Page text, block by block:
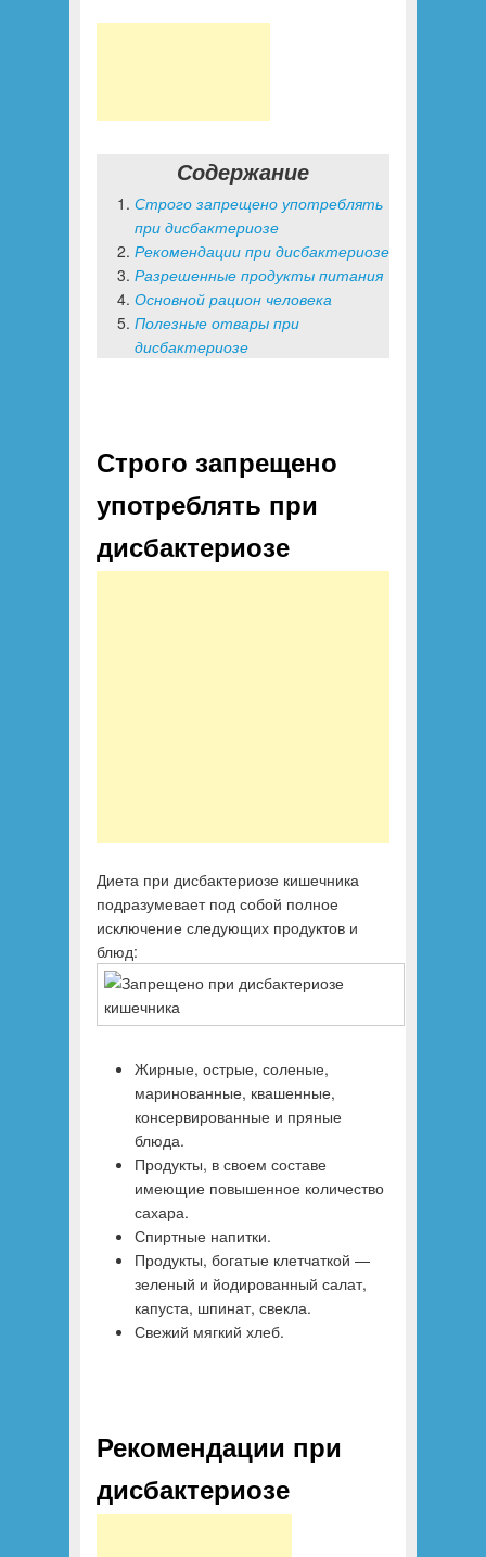
Содержание
Строго запрещено употреблять
при дисбактериозе
Рекомендации при дисбактериозе
Разрешенные продукты питания
Основной рацион человека
Полезные отвары при
дисбактериозе
Строго запрещено
употреблять при
дисбактериозе
Диета при дисбактериозе кишечника
подразумевает под собой полное
исключение следующих продуктов и
блюд:
Жирные, острые, соленые,
маринованные, квашенные,
консервированные и пряные
блюда.
Продукты, в своем составе
имеющие повышенное количество
сахара.
Спиртные напитки.
Продукты, богатые клетчаткой —
зеленый и йодированный салат,
капуста, шпинат, свекла.
Свежий мягкий хлеб.
Рекомендации при
дисбактериозе